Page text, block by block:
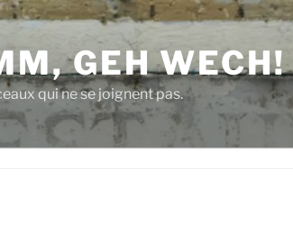
GEH WECH!
qui ne se joignent pas.